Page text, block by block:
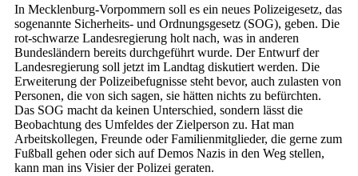
In Mecklenburg-Vorpommern soll es ein neues Polizeigesetz, das
sogenannte Sicherheits- und Ordnungsgesetz (SOG), geben. Die
rot-schwarze Landesregierung holt nach, was in anderen
Bundesländern bereits durchgeführt wurde. Der Entwurf der
Landesregierung soll jetzt im Landtag diskutiert werden. Die
Erweiterung der Polizeibefugnisse steht bevor, auch zulasten von
Personen, die von sich sagen, sie hätten nichts zu befürchten.
Das SOG macht da keinen Unterschied, sondern lässt die
Beobachtung des Umfeldes der Zielperson zu. Hat man
Arbeitskollegen, Freunde oder Familienmitglieder, die gerne zum
Fußball gehen oder sich auf Demos Nazis in den Weg stellen,
kann man ins Visier der Polizei geraten.